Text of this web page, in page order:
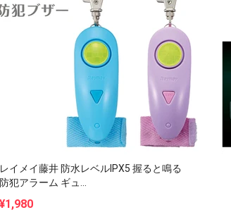
レイメイ藤井 防水レベルIPX5 握ると鳴る
防犯アラーム ギュ...
¥1,980